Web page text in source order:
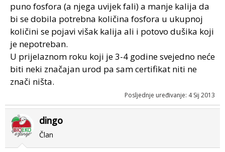
puno fosfora (a njega uvijek fali) a manje kalija da
bi se dobila potrebna količina fosfora u ukupnoj
količini se pojavi višak kalija ali i potovo dušika koji
je nepotreban.
U prijelaznom roku koji je 3-4 godine svejedno neće
biti neki značajan urod pa sam certifikat niti ne
znači ništa.
Posljednje uređivanje: 4 Sij 2013
dingo
Član